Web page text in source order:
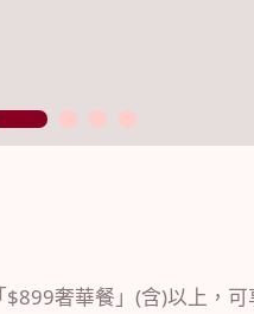
2 3 4 5
奢華餐」(含)以上，可